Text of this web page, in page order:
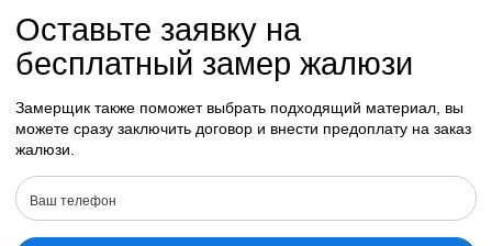
Оставьте заявку на
бесплатный замер жалюзи
Замерщик также поможет выбрать подходящий материал, вы
можете сразу заключить договор и внести предоплату на заказ
жалюзи.